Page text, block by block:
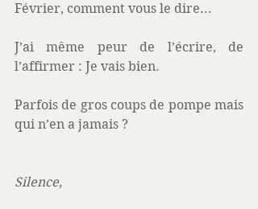
Février, comment vous le dire...
J’ai même peur de l’écrire, de
l’affirmer : Je vais bien.
Parfois de gros coups de pompe mais
qui n’en a jamais ?
Silence,